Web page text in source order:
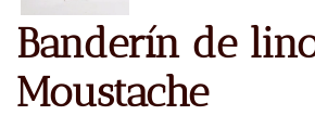
Banderín de
Moustache